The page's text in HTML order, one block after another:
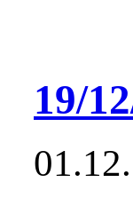
19/